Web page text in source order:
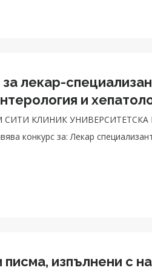
лекар-
и
СИТИ КЛИНИК
за: Лекар специализант - Клиниката по Гастроентерология
писма, изпълнени с